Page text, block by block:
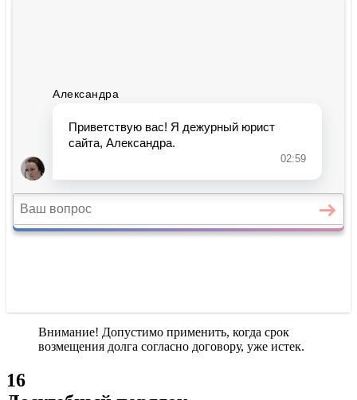
Внимание! Допустимо применить, когда срок
возмещения долга согласно договору, уже истек.
16